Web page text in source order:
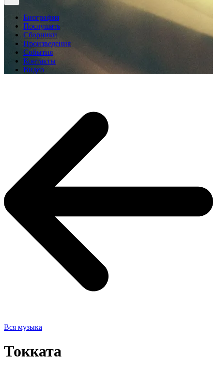
Биография
Послушать
Сборники
Произведения
События
Контакты
Видео
Вся музыка
Токката